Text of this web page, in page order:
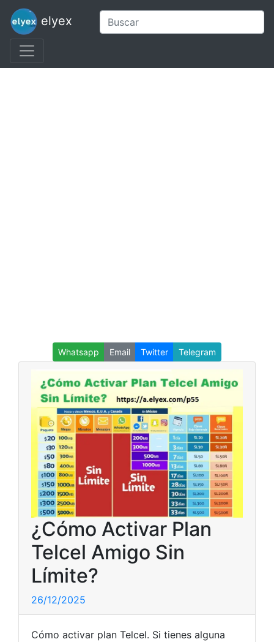
elyex
Whatsapp Email Twitter Telegram
¿Cómo Activar Plan
Telcel Amigo Sin
Límite?
26/12/2025
Cómo activar plan Telcel. Si tienes alguna